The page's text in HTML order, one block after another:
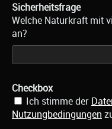
Sicherheitsfrage
Welche Naturkraft mit
an?
Checkbox
Ich stimme der
Nutzungbedingungen